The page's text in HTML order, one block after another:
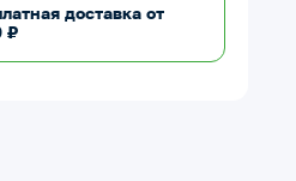
доставка от
₽